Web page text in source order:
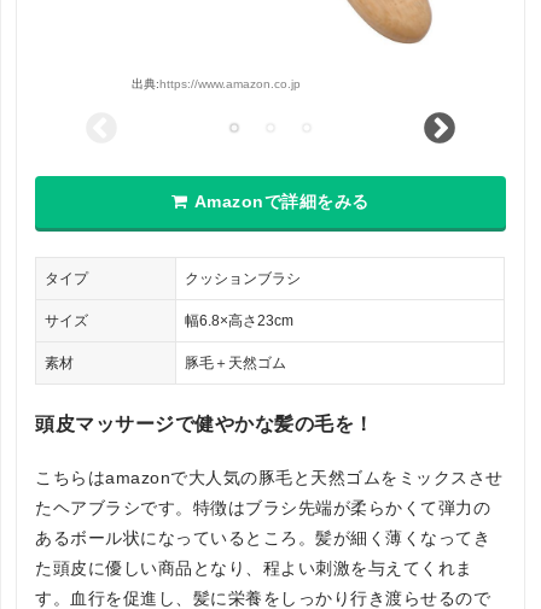
出典:https://www.amazon.co.jp
Amazonで詳細をみる
タイプ クッションブラシ
サイズ 幅6.8×高さ23cm
素材 豚毛＋天然ゴム
頭皮マッサージで健やかな髪の毛を！
こちらはamazonで大人気の豚毛と天然ゴムをミックスさせ
たヘアブラシです。特徴はブラシ先端が柔らかくて弾力の
あるボール状になっているところ。髪が細く薄くなってき
た頭皮に優しい商品となり、程よい刺激を与えてくれま
す。血行を促進し、髪に栄養をしっかり行き渡らせるので